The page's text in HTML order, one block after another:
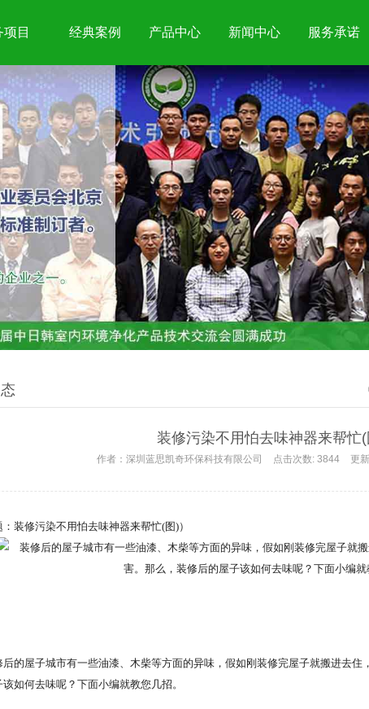
项目 经典案例 产品中心 新闻中心 服务承诺
装修污染不用怕去味神器来帮忙(
作者：深圳蓝思凯奇环保科技有限公司 点击次数:3844 更
：装修污染不用怕去味神器来帮忙(图)）
屋子城市有一些油漆、木柴等方面的异味，假如刚装修完屋子就搬进去住
该如何去味呢？下面小编就教您几招。